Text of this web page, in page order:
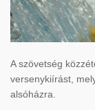
A szövetség
versenykiírást,
alsóházra.